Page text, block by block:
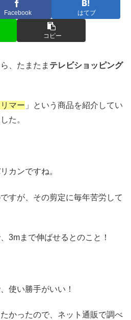
Facebook はてブ
コピー
、たまたま テレビショッピング
マー 」という商品を紹介してい
た。
カンですね。
すが、その剪定に毎年苦労して
3mまで伸ばせるとのこと！
使い勝手がいい！
かったので、ネット通販で調べ